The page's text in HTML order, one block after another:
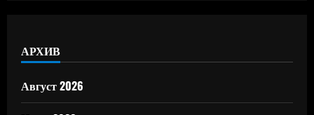
АРХИВ
Август 2026